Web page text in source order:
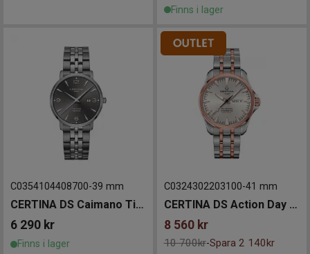
Finns i lager
C0354104408700-39 mm
CERTINA DS Caimano Titanium 39mm
6 290 kr
Finns i lager
C0324302203100-41 mm
CERTINA DS Action Day Date Powermatic 80 41mm
8 560 kr
10 700kr-Spara 2 140kr